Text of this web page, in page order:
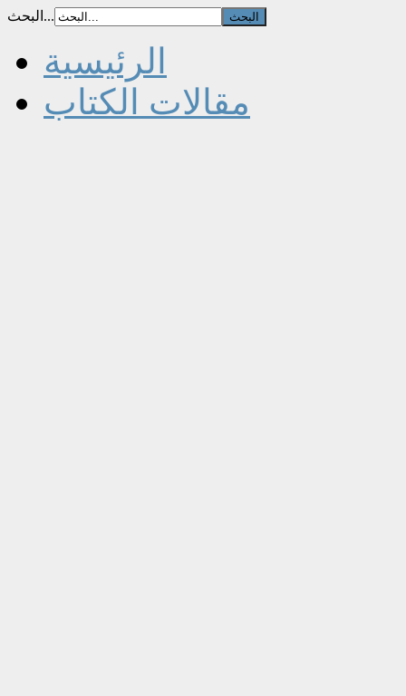
البحث...
الرئيسية
مقالات الكتاب